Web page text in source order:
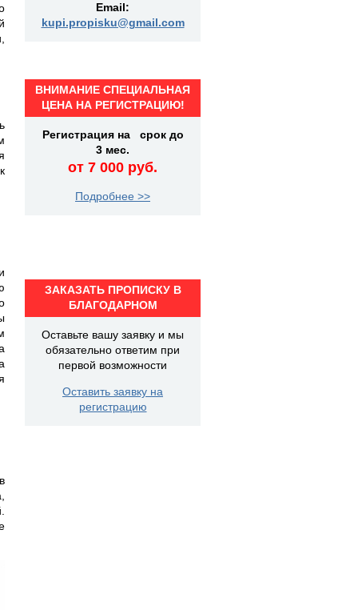
Email:
kupi.propisku@gmail.com
ВНИМАНИЕ СПЕЦИАЛЬНАЯ
ЦЕНА НА РЕГИСТРАЦИЮ!
Регистрация на срок до
3 мес.
от 7 000 руб.
Подробнее >>
ЗАКАЗАТЬ ПРОПИСКУ В
БЛАГОДАРНОМ
Оставьте вашу заявку и мы
обязательно ответим при
первой возможности
Оставить заявку на
регистрацию